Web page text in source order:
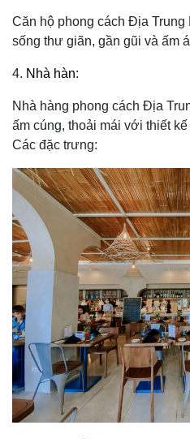
Căn hộ phong cách Địa Trung
sống thư giãn, gần gũi và ấm
4. Nhà hàn:
Nhà hàng phong cách Địa
ấm cúng, thoải mái với thiết
Các đặc trưng: